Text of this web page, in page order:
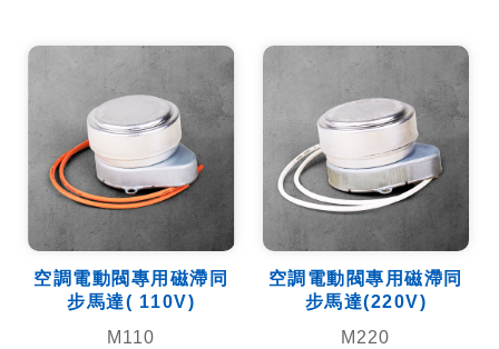
空調電動閥專用磁滯同
步馬達( 110V)
M110
空調電動閥專用磁滯同
步馬達(220V)
M220